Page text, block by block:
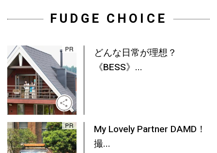
FUDGE CHOICE
どんな日常が理想？
《BESS》...
My Lovely Partner DAMD！
撮...